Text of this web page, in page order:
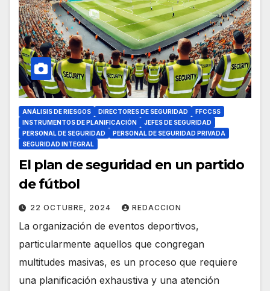
ANÁLISIS DE RIESGOS DIRECTORES DE SEGURIDAD
FFCCSS
INSTRUMENTOS DE PLANIFICACIÓN
JEFES DE SEGURIDAD
PERSONAL DE SEGURIDAD
PERSONAL DE SEGURIDAD PRIVADA
SEGURIDAD INTEGRAL
El plan de seguridad en un partido
de fútbol
22 OCTUBRE, 2024 REDACCION
La organización de eventos deportivos,
particularmente aquellos que congregan
multitudes masivas, es un proceso que requiere
una planificación exhaustiva y una atención